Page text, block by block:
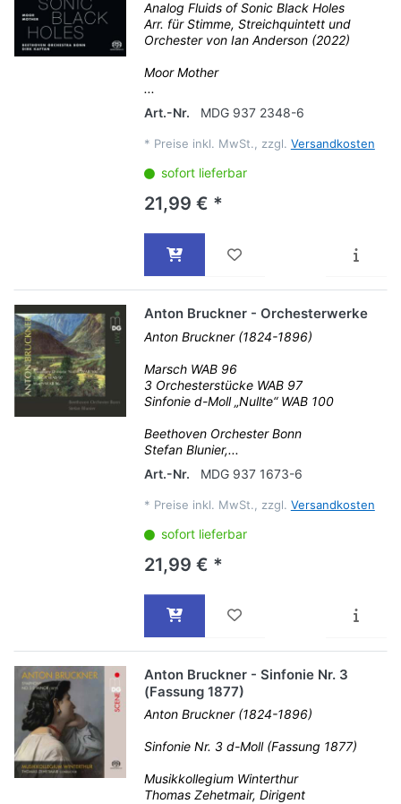
Analog Fluids of Sonic Black Holes
Arr. für Stimme, Streichquintett und
Orchester von Ian Anderson (2022)
Moor Mother
...
Art.-Nr.
MDG 937 2348-6
* Preise inkl. MwSt., zzgl. Versandkosten
sofort lieferbar
21,99 € *
Anton Bruckner - Orchesterwerke
Anton Bruckner (1824-1896)
Marsch WAB 96
3 Orchesterstücke WAB 97
Sinfonie d-Moll „Nullte“ WAB 100
Beethoven Orchester Bonn
Stefan Blunier,...
Art.-Nr.
MDG 937 1673-6
* Preise inkl. MwSt., zzgl. Versandkosten
sofort lieferbar
21,99 € *
Anton Bruckner - Sinfonie Nr. 3
(Fassung 1877)
Anton Bruckner (1824-1896)
Sinfonie Nr. 3 d-Moll (Fassung 1877)
Musikkollegium Winterthur
Thomas Zehetmair, Dirigent